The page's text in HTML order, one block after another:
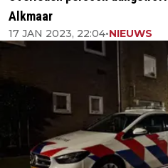
Alkmaar
17 JAN 2023, 22:04•NIEUWS